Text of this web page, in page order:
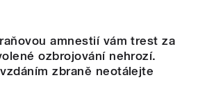
amnestií vám trest za
ozbrojování nehrozí.
zbraně neotálejte